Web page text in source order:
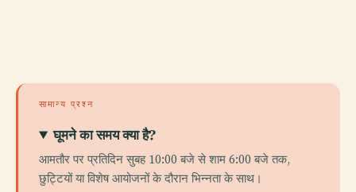
सामान्य प्रश्न
घूमने का समय क्या है?
आमतौर पर प्रतिदिन सुबह 10:00 बजे से शाम 6:00 बजे तक,
छुट्टियों या विशेष आयोजनों के दौरान भिन्नता के साथ।